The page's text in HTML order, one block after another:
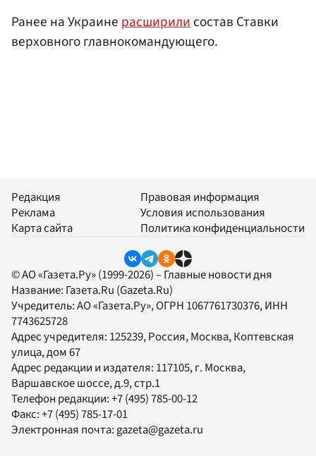
Ранее на Украине расширилисостав Ставки
верховного главнокомандующего.
Редакция
Реклама
Карта сайта
Правовая информация
Условия использования
Политика конфиденциальности
© АО «Газета.Ру» (1999-2026) – Главные новости дня
Название: Газета.Ru (Gazeta.Ru)
Учредитель:АО «Газета.Ру», ОГРН 1067761730376, ИНН
7743625728
Адрес учредителя: 125239, Россия, Москва, Коптевская
улица, дом 67
Адрес редакции и издателя: 117105, г. Москва,
Варшавское шоссе, д.9, стр.1
Телефон редакции:+7 (495) 785-00-12
Факс:+7 (495) 785-17-01
Электронная почта: gazeta@gazeta.ru